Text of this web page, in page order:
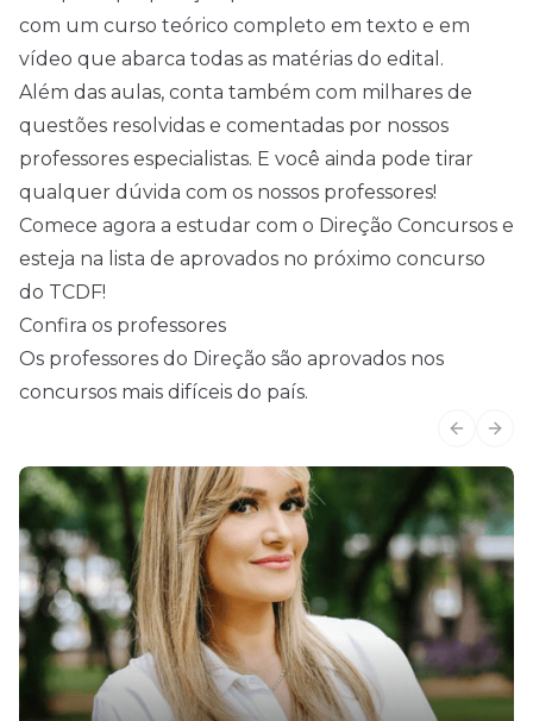
com um curso teórico completo em texto e em
vídeo que abarca todas as matérias do edital.
Além das aulas, conta também com milhares de
questões resolvidas e comentadas por nossos
professores especialistas. E você ainda pode tirar
qualquer dúvida com os nossos professores!
Comece agora a estudar com o Direção Concursos e
esteja na lista de aprovados no próximo concurso
do TCDF!
Confira os professores
Os professores do Direção são aprovados nos
concursos mais difíceis do país.